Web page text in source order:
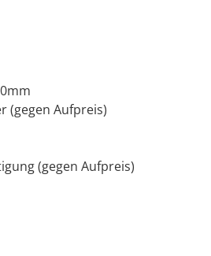
(gegen Aufpreis)
(gegen Aufpreis)